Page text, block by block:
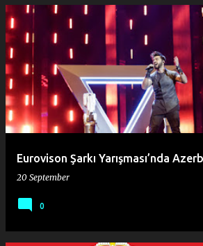
Eurovison Şarkı Yarışması’nda
20 September
0